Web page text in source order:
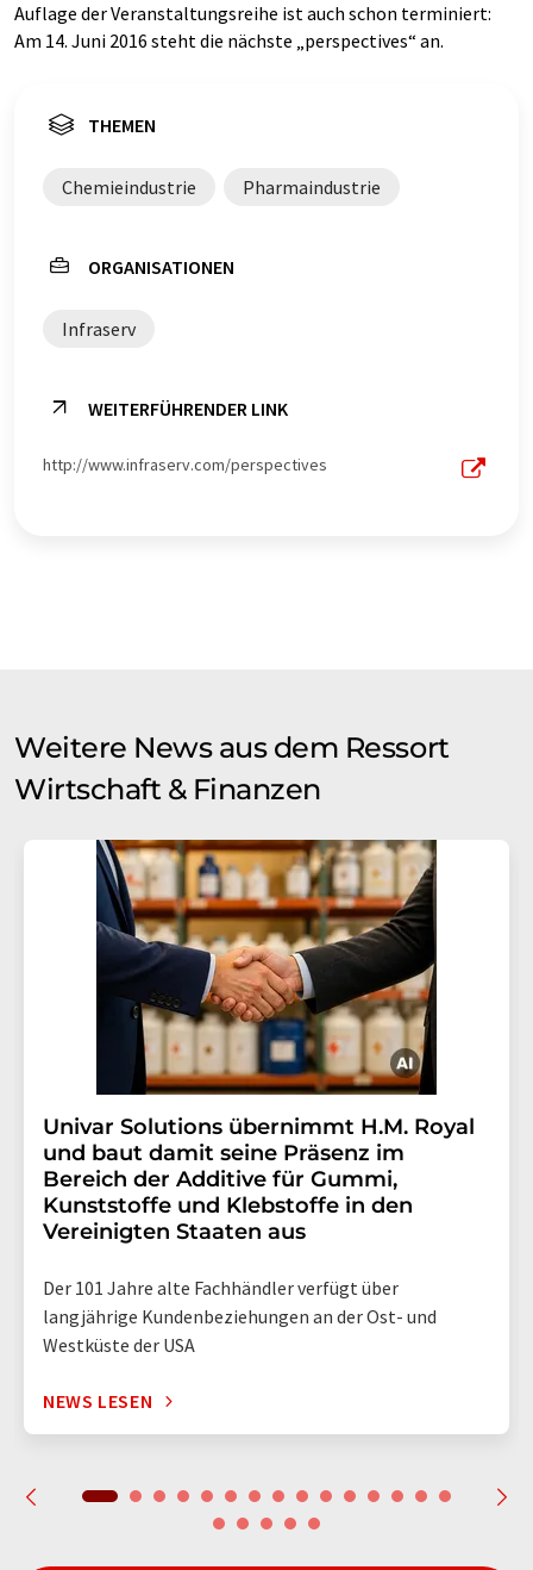
Auflage der Veranstaltungsreihe ist auch schon terminiert:
Am 14. Juni 2016 steht die nächste „perspectives“ an.
THEMEN
Chemieindustrie Pharmaindustrie
ORGANISATIONEN
Infraserv
WEITERFÜHRENDER LINK
http://www.infraserv.com/perspectives
Weitere News aus dem Ressort
Wirtschaft & Finanzen
Univar Solutions übernimmt H.M. Royal
und baut damit seine Präsenz im
Bereich der Additive für Gummi,
Kunststoffe und Klebstoffe in den
Vereinigten Staaten aus
Der 101 Jahre alte Fachhändler verfügt über
langjährige Kundenbeziehungen an der Ost- und
Westküste der USA
NEWS LESEN